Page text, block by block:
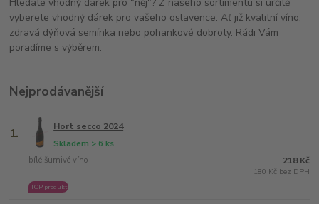
vyberete vhodný dárek pro vašeho oslavence. Ať již kvalitní víno,
zdravá dýňová semínka nebo pohankové dobroty. Rádi Vám
poradíme s výběrem.
Nejprodávanější
1. Hort secco 2024
bílé šumivé víno
Skladem > 6 ks
TOP produkt
218 Kč
180 Kč bez DPH